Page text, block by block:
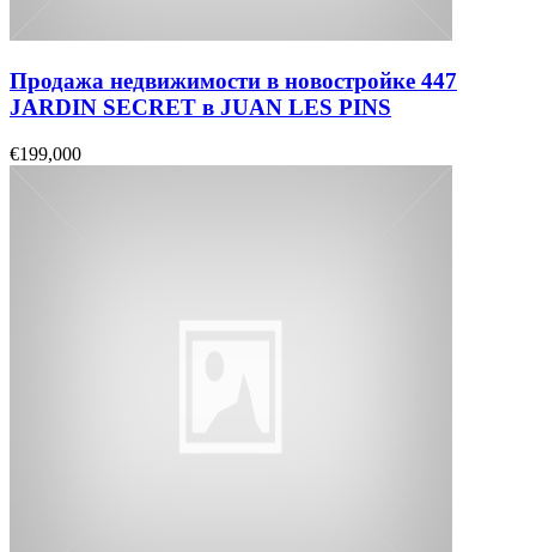
Продажа недвижимости в новостройке 447
JARDIN SECRET в JUAN LES PINS
€199,000